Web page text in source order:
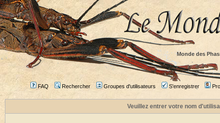
Monde des
FAQ Rechercher Groupes d'utilisateurs S'enregistrer
Veuillez entrer votre nom